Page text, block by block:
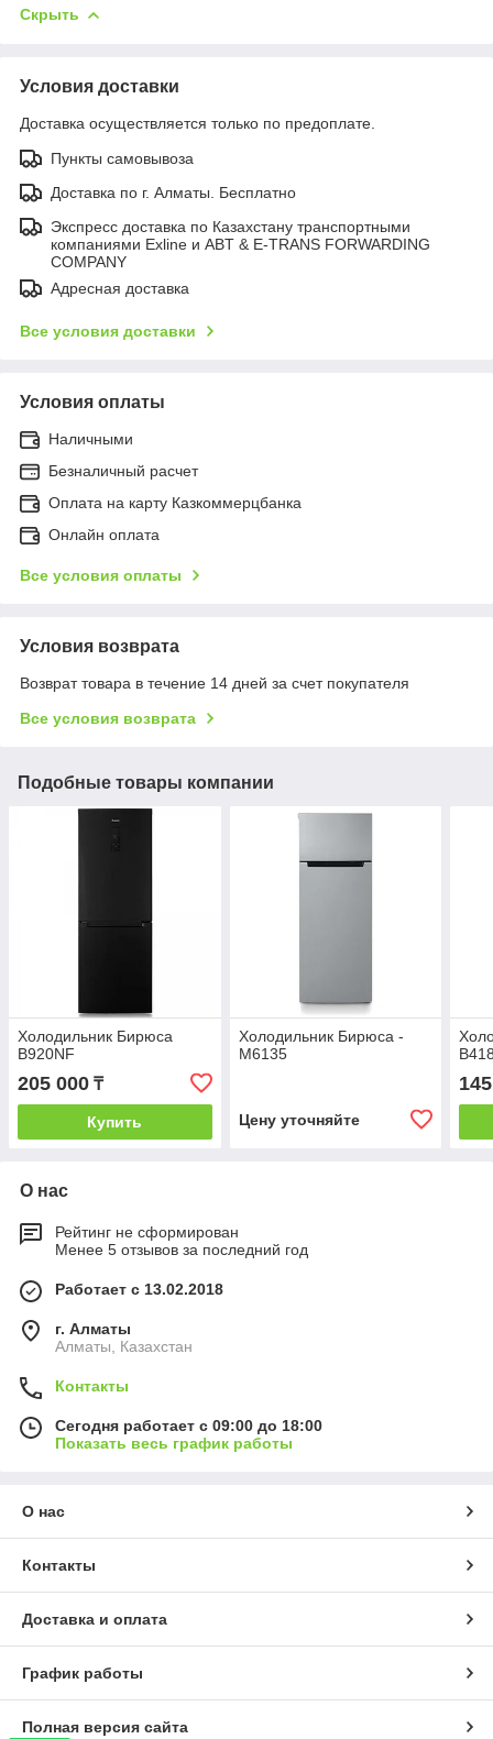
Скрыть
Условия доставки
Доставка осуществляется только по предоплате.
Пункты самовывоза
Доставка по г. Алматы. Бесплатно
Экспресс доставка по Казахстану транспортными
компаниями Exline и ABT & E-TRANS FORWARDING
COMPANY
Адресная доставка
Все условия доставки
Условия оплаты
Наличными
Безналичный расчет
Оплата на карту Казкоммерцбанка
Онлайн оплата
Все условия оплаты
Условия возврата
Возврат товара в течение 14 дней за счет покупателя
Все условия возврата
Подобные товары компании
Холодильник Бирюса
B920NF
205 000 ₸
Купить
Холодильник Бирюса -
М6135
Цену уточняйте
О нас
Рейтинг не сформирован
Менее 5 отзывов за последний год
Работает с 13.02.2018
г. Алматы
Алматы, Казахстан
Контакты
Сегодня работает с 09:00 до 18:00
Показать весь график работы
О нас
Контакты
Доставка и оплата
График работы
Полная версия сайта